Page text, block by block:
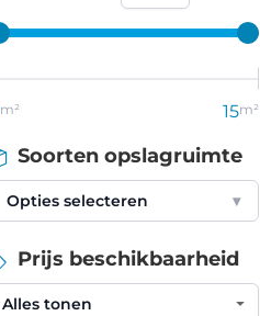
m² 15m²
Soorten opslagruimte
Opties selecteren ▾
Prijs beschikbaarheid